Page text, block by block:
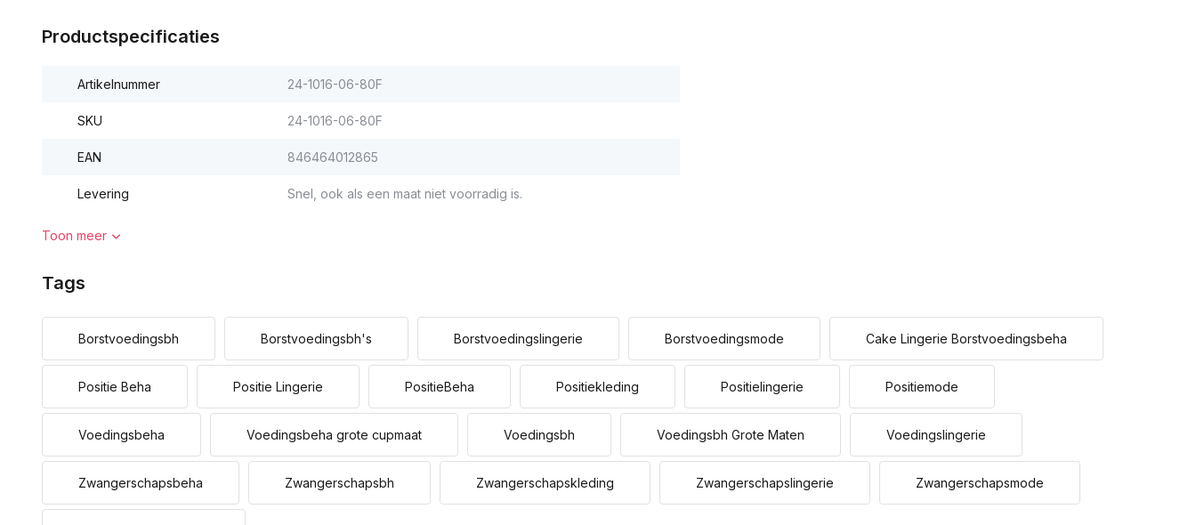
Productspecificaties
Artikelnummer 24-1016-06-80F
SKU 24-1016-06-80F
EAN 846464012865
Levering Snel, ook als een maat niet voorradig is.
Toon meer
Tags
Borstvoedingsbh Borstvoedingsbh's Borstvoedingslingerie Borstvoedingsmode Cake Lingerie Borstvoedingsbeha
Positie Beha Positie Lingerie PositieBeha Positiekleding Positielingerie Positiemode
Voedingsbeha Voedingsbeha grote cupmaat Voedingsbh Voedingsbh Grote Maten Voedingslingerie
Zwangerschapsbeha Zwangerschapsbh Zwangerschapskleding Zwangerschapslingerie Zwangerschapsmode